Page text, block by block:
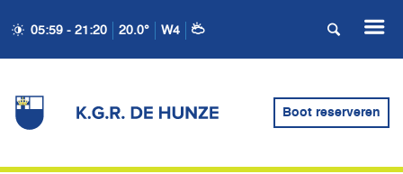
05:59 - 21:20 20.0° W4
Boot reserveren